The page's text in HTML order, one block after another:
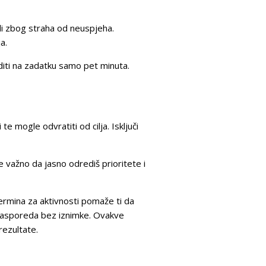
zbog straha od neuspjeha.
na zadatku samo pet minuta.
mogle odvratiti od cilja. Isključi
važno da jasno odrediš prioritete i
za aktivnosti pomaže ti da
bez iznimke. Ovakve